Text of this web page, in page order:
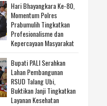
Hari Bhayangkara Ke-80,
Momentum Polres
Prabumulih Tingkatkan
Profesionalisme dan
Kepercayaan Masyarakat
Bupati PALI Serahkan
Lahan Pembangunan
RSUD Talang Ubi,
Buktikan Janji Tingkatkan
Layanan Kesehatan